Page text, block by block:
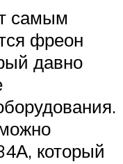
самым
фреон
давно
который